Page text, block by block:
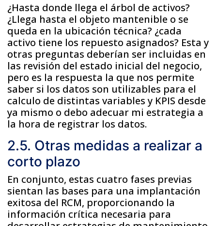
¿Hasta donde llega el árbol de activos?
¿Llega hasta el objeto mantenible o se
queda en la ubicación técnica? ¿cada
activo tiene los repuesto asignados? Esta y
otras preguntas deberían ser incluidas en
las revisión del estado inicial del negocio,
pero es la respuesta la que nos permite
saber si los datos son utilizables para el
calculo de distintas variables y KPIS desde
ya mismo o debo adecuar mi estrategia a
la hora de registrar los datos.
2.5. Otras medidas a realizar a
corto plazo
En conjunto, estas cuatro fases previas
sientan las bases para una implantación
exitosa del RCM, proporcionando la
información crítica necesaria para